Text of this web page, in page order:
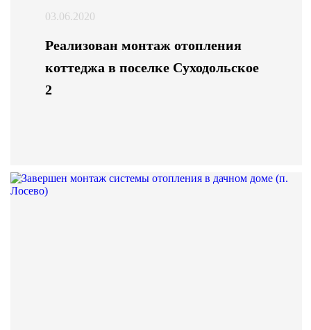
03.06.2020
Реализован монтаж отопления
коттеджа в поселке Суходольское
2